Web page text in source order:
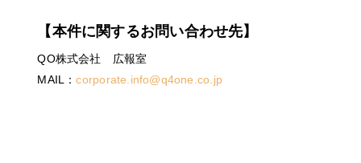
【本件に関するお問い合わせ先】
QO株式会社 広報室
MAIL：corporate.info@q4one.co.jp